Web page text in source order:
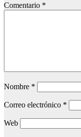
Comentario *
Nombre *
Correo electrónico *
Web